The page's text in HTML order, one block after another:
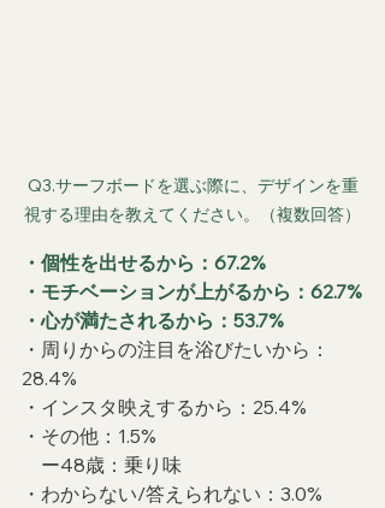
Q3.サーフボードを選ぶ際に、デザインを重
視する理由を教えてください。（複数回答）
・個性を出せるから：67.2%
・モチベーションが上がるから：62.7%
・心が満たされるから：53.7%
・周りからの注目を浴びたいから：
28.4%
・インスタ映えするから：25.4%
・その他：1.5%
ー48歳：乗り味
・わからない/答えられない：3.0%